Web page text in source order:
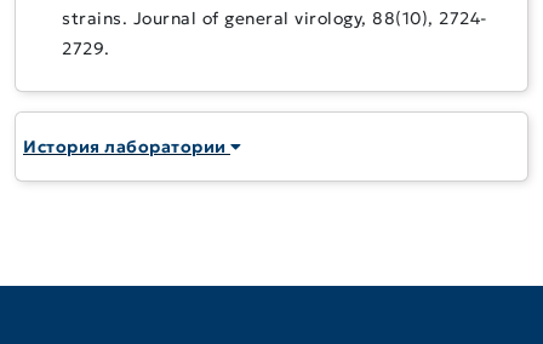
strains. Journal of general virology, 88(10), 2724-
2729.
История лаборатории